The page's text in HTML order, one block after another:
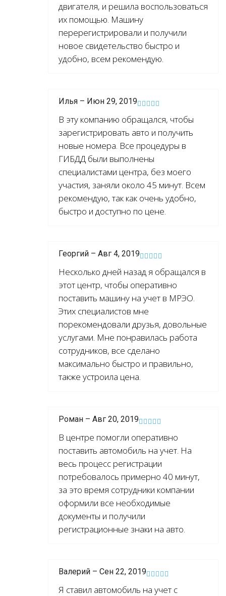
двигателя, и решила воспользоваться
их помощью. Машину
перерегистрировали и получили
новое свидетельство быстро и
удобно, всем рекомендую.
Илья – Июн 29, 2019
В эту компанию обращался, чтобы
зарегистрировать авто и получить
новые номера. Все процедуры в
ГИБДД были выполнены
специалистами центра, без моего
участия, заняли около 45 минут. Всем
рекомендую, так как очень удобно,
быстро и доступно по цене.
Георгий – Авг 4, 2019
Несколько дней назад я обращался в
этот центр, чтобы оперативно
поставить машину на учет в МРЭО.
Этих специалистов мне
порекомендовали друзья, довольные
услугами. Мне понравилась работа
сотрудников, все сделано
максимально быстро и правильно,
также устроила цена.
Роман – Авг 20, 2019
В центре помогли оперативно
поставить автомобиль на учет. На
весь процесс регистрации
потребовалось примерно 40 минут,
за это время сотрудники компании
оформили все необходимые
документы и получили
регистрационные знаки на авто.
Валерий – Сен 22, 2019
Я ставил автомобиль на учет с